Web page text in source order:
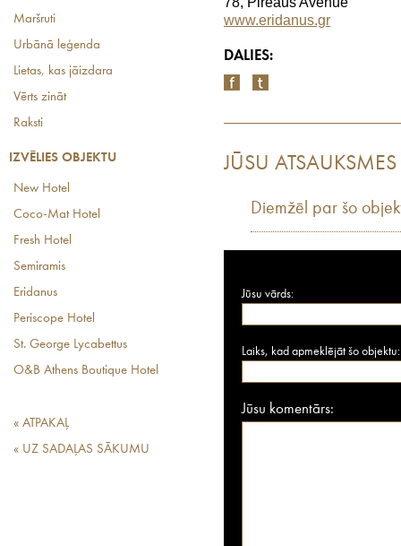
Maršruti
Urbānā leģenda
Lietas, kas jāizdara
Vērts zināt
Raksti
IZVĒLIES OBJEKTU
New Hotel
Coco-Mat Hotel
Fresh Hotel
Semiramis
Eridanus
Periscope Hotel
St. George Lycabettus
O&B Athens Boutique Hotel
« ATPAKAĻ
« UZ SADAĻAS SĀKUMU
www.eridanus.gr
DALIES:
JŪSU ATSAUKSMES
Diemžēl par šo
Jūsu vārds:
Laiks, kad apmeklējāt šo objektu:
Jūsu komentārs: